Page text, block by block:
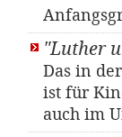
"Luther
Das in
ist für
auch im